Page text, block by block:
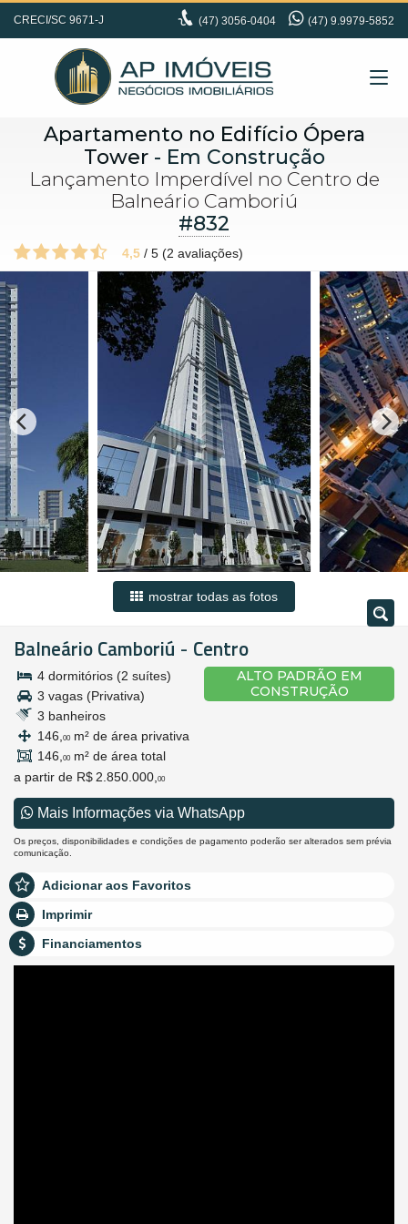
CRECI/SC 9671-J (47) 3056-0404 (47) 9.9979-5852
Apartamento no Edifício Ópera
Tower- Em Construção
Lançamento Imperdível no Centro de
Balneário Camboriú
#832
4,5 / 5 (2 avaliações)
mostrar todas as fotos
Balneário Camboriú - Centro
ALTO PADRÃO EM
CONSTRUÇÃO
4 dormitórios (2 suítes)
3 vagas (Privativa)
3 banheiros
146, 00 m² de área privativa
146, 00 m² de área total
a partir de R$ 2.850.000, 00
Mais Informações via WhatsApp
Os preços, disponibilidades e condições de pagamento poderão ser alterados sem prévia
comunicação.
Adicionar aos Favoritos
Imprimir
Financiamentos